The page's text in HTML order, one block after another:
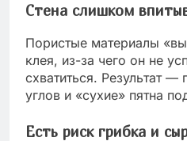
Стена слишком
Пористые материалы
клея, из-за чего он не
схватиться. Результат —
углов и «сухие» пятна
Есть риск грибка и